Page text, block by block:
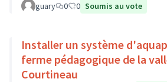
guary 0 0 Soumis au vote
Installer un système
ferme pédagogique de la
Courtineau